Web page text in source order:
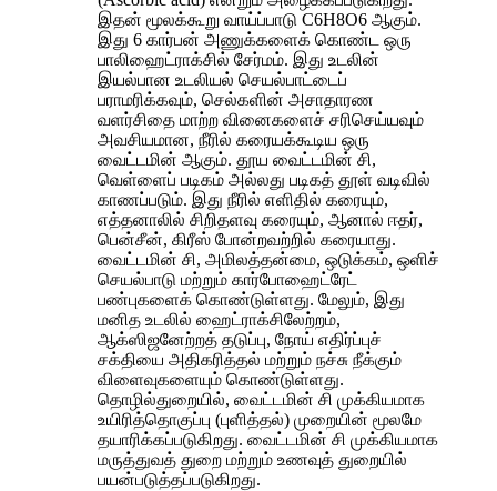
இதன் மூலக்கூறு வாய்ப்பாடு C6H8O6 ஆகும்.
இது 6 கார்பன் அணுக்களைக் கொண்ட ஒரு
பாலிஹைட்ராக்சில் சேர்மம். இது உடலின்
இயல்பான உடலியல் செயல்பாட்டைப்
பராமரிக்கவும், செல்களின் அசாதாரண
வளர்சிதை மாற்ற வினைகளைச் சரிசெய்யவும்
அவசியமான, நீரில் கரையக்கூடிய ஒரு
வைட்டமின் ஆகும். தூய வைட்டமின் சி,
வெள்ளைப் படிகம் அல்லது படிகத் தூள் வடிவில்
காணப்படும். இது நீரில் எளிதில் கரையும்,
எத்தனாலில் சிறிதளவு கரையும், ஆனால் ஈதர்,
பென்சீன், கிரீஸ் போன்றவற்றில் கரையாது.
வைட்டமின் சி, அமிலத்தன்மை, ஒடுக்கம், ஒளிச்
செயல்பாடு மற்றும் கார்போஹைட்ரேட்
பண்புகளைக் கொண்டுள்ளது. மேலும், இது
மனித உடலில் ஹைட்ராக்சிலேற்றம்,
ஆக்ஸிஜனேற்றத் தடுப்பு, நோய் எதிர்ப்புச்
சக்தியை அதிகரித்தல் மற்றும் நச்சு நீக்கும்
விளைவுகளையும் கொண்டுள்ளது.
தொழில்துறையில், வைட்டமின் சி முக்கியமாக
உயிரித்தொகுப்பு (புளித்தல்) முறையின் மூலமே
தயாரிக்கப்படுகிறது. வைட்டமின் சி முக்கியமாக
மருத்துவத் துறை மற்றும் உணவுத் துறையில்
பயன்படுத்தப்படுகிறது.